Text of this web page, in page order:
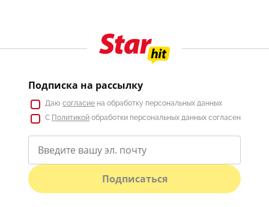
Подписка на рассылку
Даю согласие на обработку персональных данных
С Политикой обработки персональных данных согласен
Подписаться